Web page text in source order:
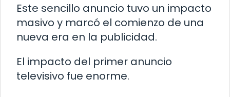
Este sencillo anuncio tuvo un impacto
masivo y marcó el comienzo de una
nueva era en la publicidad.
El impacto del primer anuncio
televisivo fue enorme.